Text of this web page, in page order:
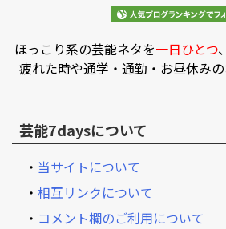
ほっこり系の芸能ネタを一日ひとつ
疲れた時や通学・通勤・お昼休みの
芸能7daysについて
・ 当サイトについて
・ 相互リンクについて
・ コメント欄のご利用について